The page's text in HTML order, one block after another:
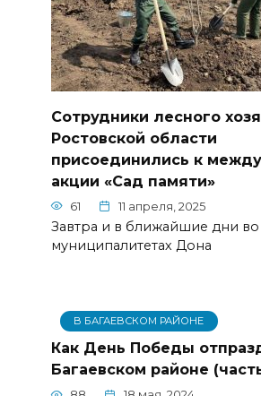
Сотрудники лесного
Ростовской области
присоединились к
акции «Сад памяти»
61 11 апреля, 2025
Завтра и в ближайшие дни во
муниципалитетах Дона
В БАГАЕВСКОМ РАЙОНЕ
Как День Победы
Багаевском районе